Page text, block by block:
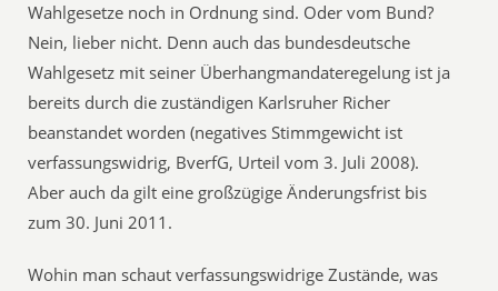
Wahlgesetze noch in Ordnung sind. Oder vom Bund?
Nein, lieber nicht. Denn auch das bundesdeutsche
Wahlgesetz mit seiner Überhangmandateregelung ist ja
bereits durch die zuständigen Karlsruher Richer
beanstandet worden (negatives Stimmgewicht ist
verfassungswidrig, BverfG, Urteil vom 3. Juli 2008).
Aber auch da gilt eine großzügige Änderungsfrist bis
zum 30. Juni 2011.
Wohin man schaut verfassungswidrige Zustände, was